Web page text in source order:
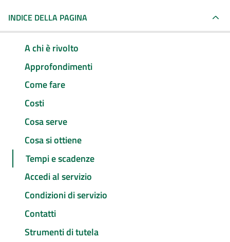
INDICE DELLA PAGINA
A chi è rivolto
Approfondimenti
Come fare
Costi
Cosa serve
Cosa si ottiene
Tempi e scadenze
Accedi al servizio
Condizioni di servizio
Contatti
Strumenti di tutela